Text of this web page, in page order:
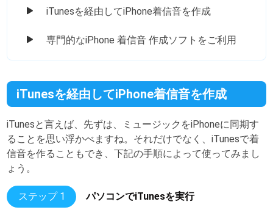
iTunesを経由してiPhone着信音を作成
専門的なiPhone 着信音 作成ソフトをご利用
iTunesを経由してiPhone着信音を作成
iTunesと言えば、先ずは、ミュージックをiPhoneに同期す
ることを思い浮かべますね。それだけでなく、iTunesで着
信音を作ることもでき、下記の手順によって使ってみまし
ょう。
ステップ 1 パソコンでiTunesを実行